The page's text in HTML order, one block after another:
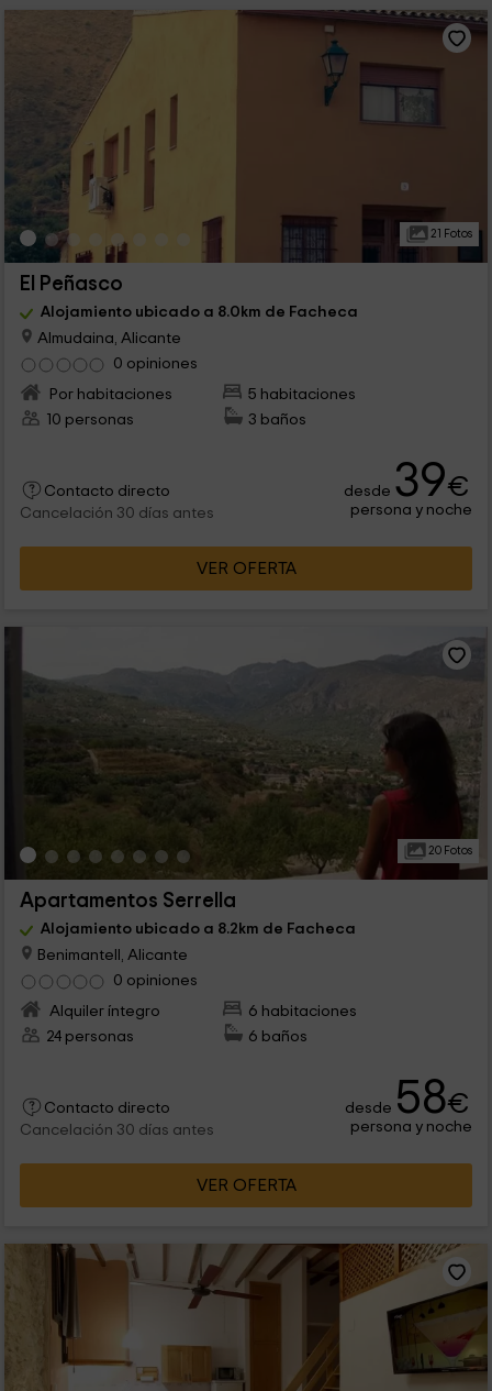
21 Fotos
El Peñasco
Alojamiento ubicado a 8.0km de Facheca
Almudaina, Alicante
0 opiniones
Por habitaciones
5 habitaciones
10 personas
3 baños
Contacto directo
Cancelación 30 días antes
desde 39€
persona y noche
VER OFERTA
20 Fotos
Apartamentos Serrella
Alojamiento ubicado a 8.2km de Facheca
Benimantell, Alicante
0 opiniones
Alquiler íntegro
6 habitaciones
24 personas
6 baños
Contacto directo
Cancelación 30 días antes
desde 58€
persona y noche
VER OFERTA